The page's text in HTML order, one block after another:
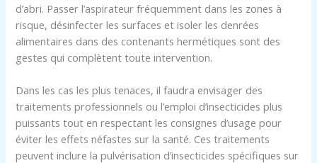
d’abri. Passer l’aspirateur fréquemment dans les zones à
risque, désinfecter les surfaces et isoler les denrées
alimentaires dans des contenants hermétiques sont des
gestes qui complètent toute intervention.
Dans les cas les plus tenaces, il faudra envisager des
traitements professionnels ou l’emploi d’insecticides plus
puissants tout en respectant les consignes d’usage pour
éviter les effets néfastes sur la santé. Ces traitements
peuvent inclure la pulvérisation d’insecticides spécifiques sur